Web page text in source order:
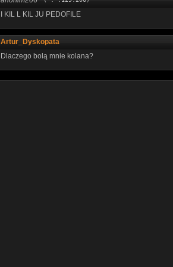
I KIL L KIL JU PEDOFILE
Artur_Dyskopata
Dlaczego bolą mnie kolana?